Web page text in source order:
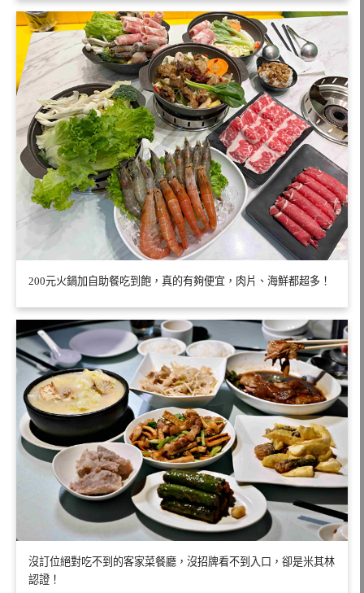
200元火鍋加自助餐吃到飽，真的有夠便宜，肉片、海鮮都超多！
沒訂位絕對吃不到的客家菜餐廳，沒招牌看不到入口，卻是米其林
認證！